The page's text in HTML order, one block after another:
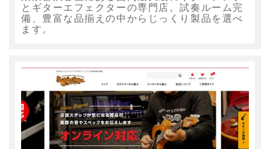
とギターエフェクターの専門店。試奏ルーム完
備、豊富な品揃えの中からじっくり製品を選べ
ます。